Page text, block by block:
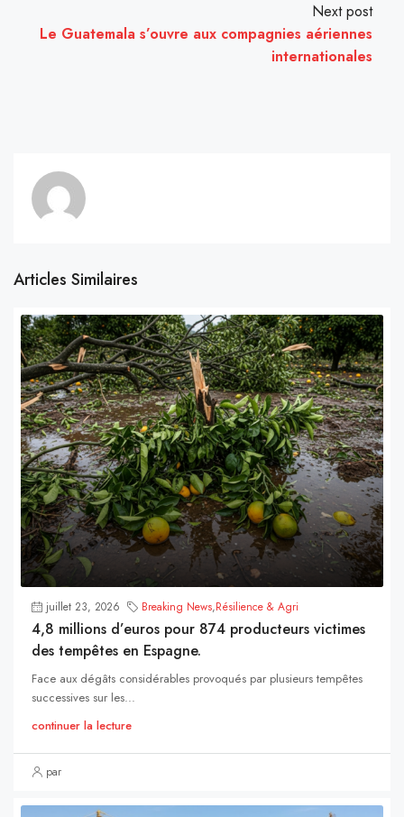
Next post
Le Guatemala s’ouvre aux compagnies aériennes
internationales
Articles Similaires
juillet 23, 2026 Breaking News,Résilience & Agri
4,8 millions d’euros pour 874 producteurs victimes
des tempêtes en Espagne.
Face aux dégâts considérables provoqués par plusieurs tempêtes
successives sur les...
continuer la lecture
par